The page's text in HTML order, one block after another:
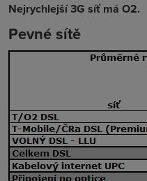
Nejrychlejší 3G síť má O2.
Pevné sítě